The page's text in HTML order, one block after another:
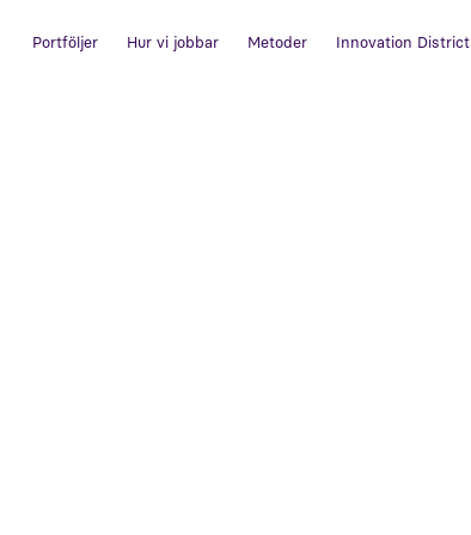
Portföljer Hur vi jobbar Metoder Innovation District